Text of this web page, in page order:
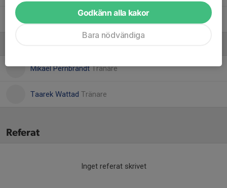
Mikael PernbrandtTränare
Taarek Wattad Tränare
Referat
Inget referat skrivet
Godkänn alla kakor
Bara nödvändiga